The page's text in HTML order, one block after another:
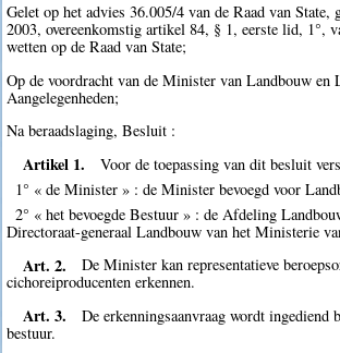
Gelet op het advies 36.005/4 van de Raad van State,
2003, overeenkomstig artikel 84, § 1, eerste lid, 1°,
wetten op de Raad van State;
Op de voordracht van de Minister van Landbouw en
Aangelegenheden;
Na beraadslaging, Besluit :
Artikel 1.
Voor de toepassing van dit besluit
1° « de Minister » : de Minister bevoegd voor
2° « het bevoegde Bestuur » : de Afdeling
Directoraat-generaal Landbouw van het Ministerie
Art. 2.
De Minister kan representatieve
cichoreiproducenten erkennen.
Art. 3.
De erkenningsaanvraag wordt ingediend
bestuur.